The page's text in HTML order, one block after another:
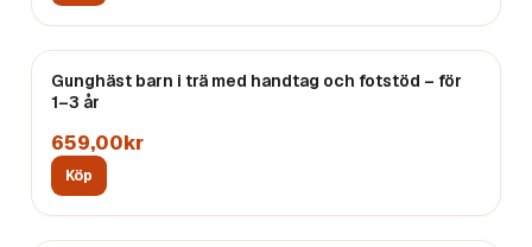
Gunghäst barn i trä med handtag och fotstöd – för
1–3 år
659,00kr
Köp